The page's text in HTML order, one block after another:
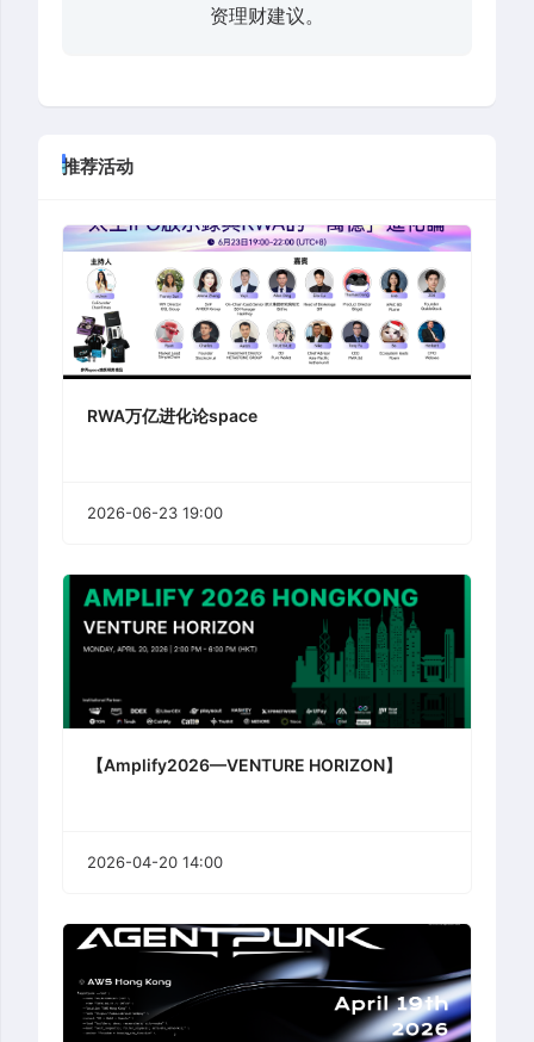
资理财建议。
推荐活动
RWA万亿进化论space
2026-06-23 19:00
【Amplify2026—VENTURE HORIZON】
2026-04-20 14:00